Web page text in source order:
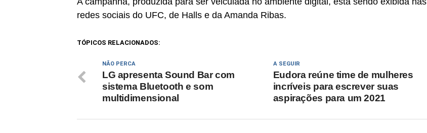
redes sociais do UFC, de Halls e da Amanda Ribas.
TÓPICOS RELACIONADOS:
A SEGUIR
Eudora reúne time de mulheres
incríveis para escrever suas
aspirações para um 2021
NÃO PERCA
LG apresenta Sound Bar com
sistema Bluetooth e som
multidimensional